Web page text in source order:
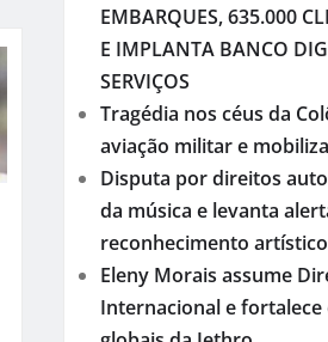
EMBARQUES, 635.000
E IMPLANTA BANCO
SERVIÇOS
Tragédia nos céus da
aviação militar e
Disputa por direitos
da música e levanta
reconhecimento artístico
Eleny Morais assume
Internacional e